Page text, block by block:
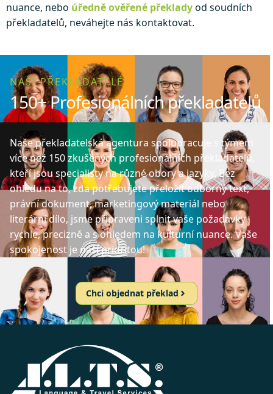
nuance, nebo úředně ověřené překladyod soudních
překladatelů, neváhejte nás kontaktovat.
NAŠI PŘEKLADATELÉ
150+ Profesionálních překladatelů
Naše překladatelská agentura spolupracuje s týmem
více než 150 zkušených profesionálních překladatelů,
kteří jsou specialisty na různé obory a jazyky. Bez
ohledu na to, zda potřebujete přeložit odborný text,
právní dokument, marketingový materiál nebo
literární dílo, jsme připraveni splnit vaše požadavky
rychle, precizně a s ohledem na kulturní nuance. Vaše
spokojenost je naší prioritou!
Chci objednat překlad